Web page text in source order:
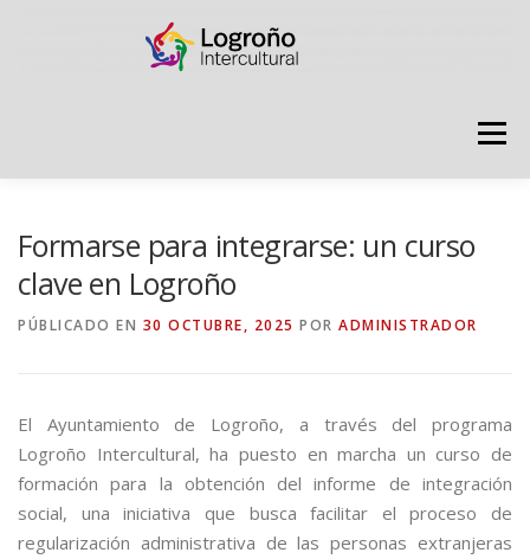
Menú
RECURSOS PUNTO DE ACOGIDA
Formarse para integrarse: un curso
clave en Logroño
PÚBLICADO EN 30 OCTUBRE, 2025 POR ADMINISTRADOR
El Ayuntamiento de Logroño, a través del programa
Logroño Intercultural, ha puesto en marcha un curso de
formación para la obtención del informe de integración
social, una iniciativa que busca facilitar el proceso de
regularización administrativa de las personas extranjeras